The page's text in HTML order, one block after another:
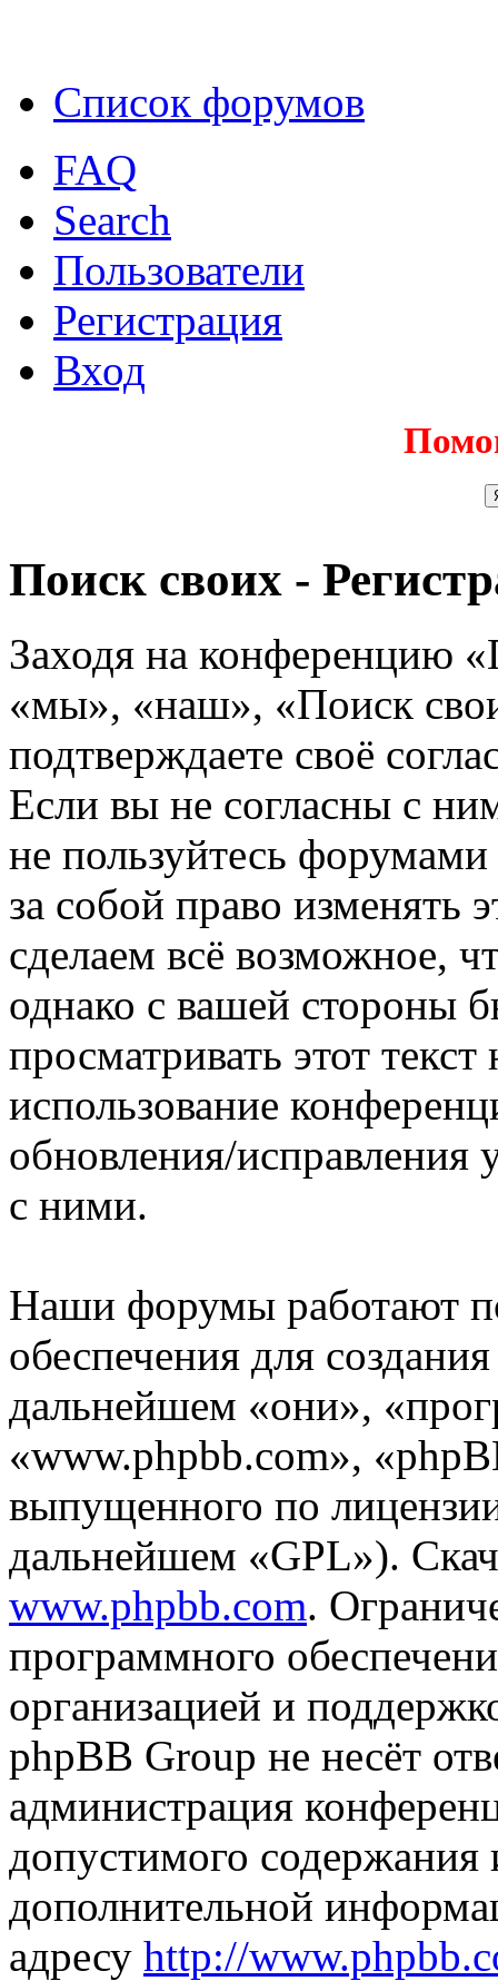
Список форумов
FAQ
Search
Пользователи
Регистрация
Вход
Поиск своих -
Заходя на конференцию
«мы», «наш», «Поиск
подтверждаете своё
Если вы не согласны с
не пользуйтесь
за собой право изменять
сделаем всё возможное,
однако с вашей стороны
просматривать этот
использование
обновления/исправления
с ними.
Наши форумы работают
обеспечения для
дальнейшем «они»,
«www.phpbb.com»,
выпущенного по
дальнейшем «GPL»).
www.phpbb.com.
программного
организацией и
phpBB Group не несёт
администрация
допустимого
дополнительной
адресу http://